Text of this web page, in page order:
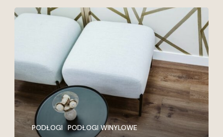
Podłoga
nowoczesny
kawowy
Pergo
PODŁOGI PODŁOGI WINYLOWE